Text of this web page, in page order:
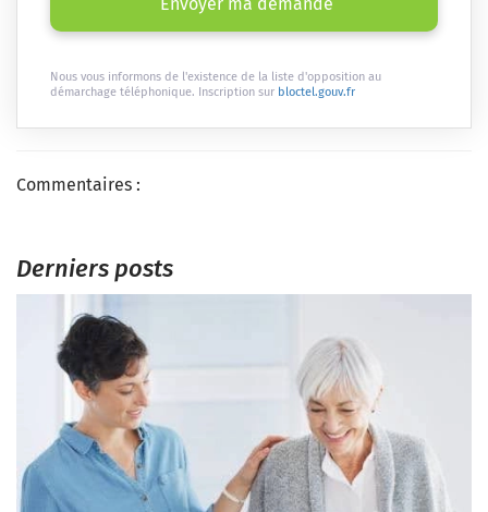
Nous vous informons de l'existence de la liste d'opposition au
démarchage téléphonique. Inscription sur bloctel.gouv.fr
Commentaires :
Derniers posts